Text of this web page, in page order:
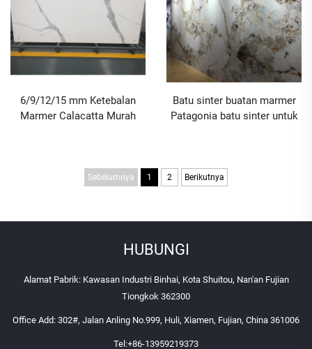
6/9/12/15 mm Ketebalan
Marmer Calacatta Murah
Batu sinter buatan marmer
Patagonia batu sinter untuk
Sebelumnya 1 2 Berikutnya
HUBUNGI
Alamat Pabrik: Kawasan Industri Binhai, Kota Shuitou, Nan'an Fujian
Tiongkok 362300
Office Add: 302#, Jalan Anling No.999, Huli, Xiamen, Fujian, China 361006
Tel:+86-13959219373